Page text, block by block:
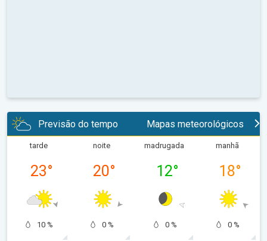
Previsão do tempo Mapas meteorológicos
tarde
23°
10 %
noite
20°
0 %
madrugada
12°
0 %
manhã
18°
0 %